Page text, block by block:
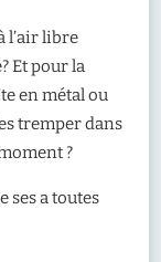
l’air libre
Et pour la
en métal ou
tremper dans
?
ses a toutes